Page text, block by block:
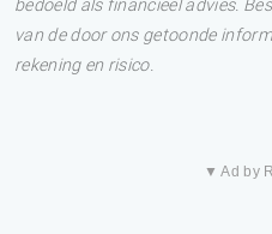
bedoeld als financieel advies.
van de door ons getoonde
rekening en risico.
▼ Ad by